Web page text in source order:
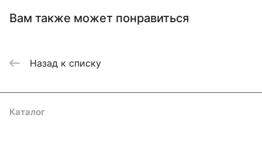
Вам также может понравиться
Назад к списку
Каталог